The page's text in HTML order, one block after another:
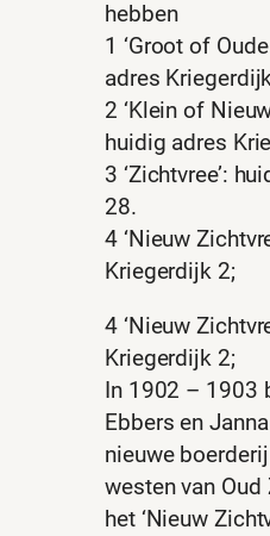
hebben
1 ‘Groot of
adres
2 ‘Klein of
huidig adres
3 ‘Zichtvree’:
28.
4 ‘Nieuw
Kriegerdijk 2;
4 ‘Nieuw
Kriegerdijk 2;
In 1902 – 1903
Ebbers en
nieuwe
westen van
het ‘Nieuw